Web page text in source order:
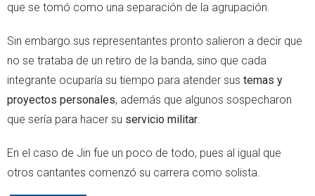
que se tomó como una separación de la agrupación.
Sin embargo sus representantes pronto salieron a decir que
no se trataba de un retiro de la banda, sino que cada
integrante ocuparía su tiempo para atender sus temas y
proyectos personales, además que algunos sospecharon
que sería para hacer su servicio militar.
En el caso de Jin fue un poco de todo, pues al igual que
otros cantantes comenzó su carrera como solista.